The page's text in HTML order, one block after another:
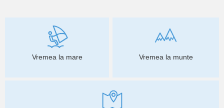
Vremea la mare Vremea la munte